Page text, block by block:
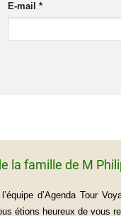
E-mail*
la famille de M
d’Agenda Tour
étions heureux de vous